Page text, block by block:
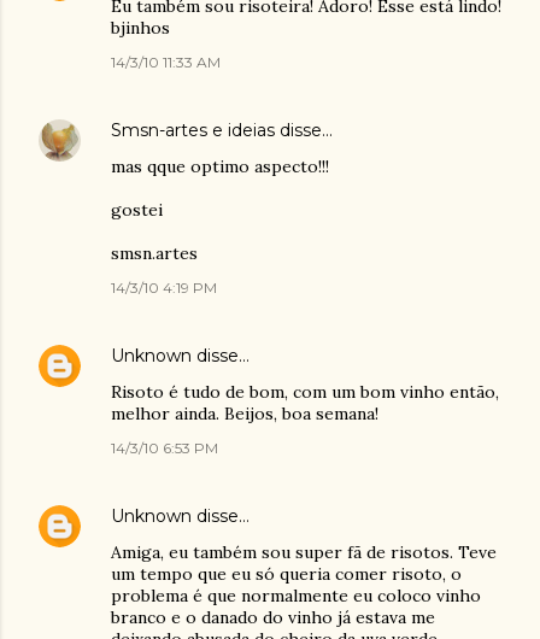
Eu também sou risoteira! Adoro! Esse está lindo!
bjinhos
14/3/10 11:33 AM
Smsn-artes e ideias disse…
mas qque optimo aspecto!!!
gostei
smsn.artes
14/3/10 4:19 PM
Unknown disse…
Risoto é tudo de bom, com um bom vinho então,
melhor ainda. Beijos, boa semana!
14/3/10 6:53 PM
Unknown disse…
Amiga, eu também sou super fã de risotos. Teve
um tempo que eu só queria comer risoto, o
problema é que normalmente eu coloco vinho
branco e o danado do vinho já estava me